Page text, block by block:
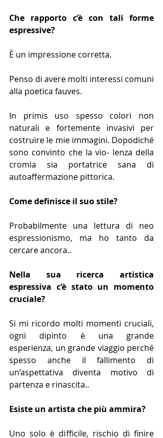
Che rapporto c’è con tali forme
espressive?
È un impressione corretta.
Penso di avere molti interessi comuni
alla poetica fauves.
In primis uso spesso colori non
naturali e fortemente invasivi per
costruire le mie immagini. Dopodiché
sono convinto che la vio- lenza della
cromia sia portatrice sana di
autoaffermazione pittorica.
Come definisce il suo stile?
Probabilmente una lettura di neo
espressionismo, ma ho tanto da
cercare ancora..
Nella sua ricerca artistica
espressiva c’è stato un momento
cruciale?
Si mi ricordo molti momenti cruciali,
ogni dipinto è una grande
esperienza, un grande viaggio perché
spesso anche il fallimento di
un’aspettativa diventa motivo di
partenza e rinascita..
Esiste un artista che più ammira?
Uno solo è difficile, rischio di finire